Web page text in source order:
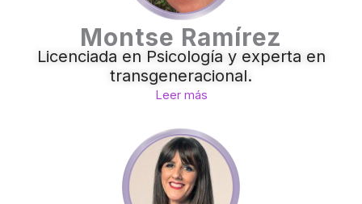
Montse Ramírez
Licenciada en Psicología y experta en
transgeneracional.
Leer más